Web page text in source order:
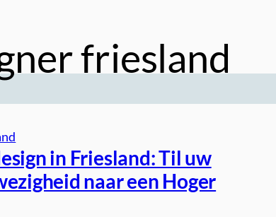
friesland
in Friesland: Til uw
naar een Hoger